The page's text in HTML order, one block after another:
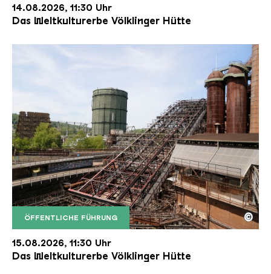
14.08.2026, 11:30 Uhr
Das Weltkulturerbe Völklinger Hütte
ÖFFENTLICHE FÜHRUNG
Der Erzschrägaufzug der Völklinger Hütte mit
Copyright: Weltkulturerbe Völklinger Hütte | Karl
©
15.08.2026, 11:30 Uhr
Das Weltkulturerbe Völklinger Hütte